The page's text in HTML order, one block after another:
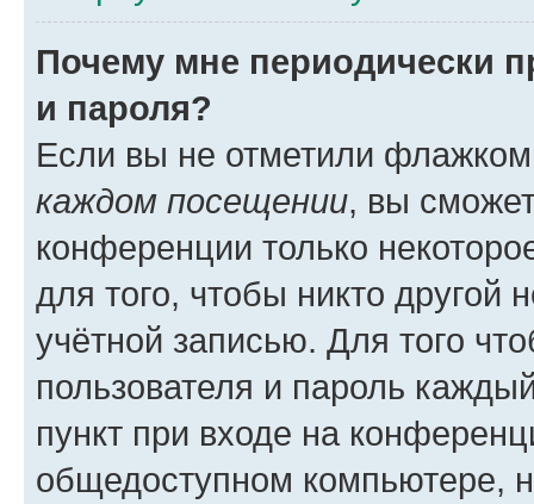
Почему мне периодически
и пароля?
Если вы не отметили
каждом посещении, вы
конференции только
для того, чтобы никто другой
учётной записью. Для того
пользователя и пароль
пункт при входе на
общедоступном компьютере,